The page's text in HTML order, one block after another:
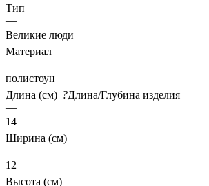
Тип
—
Великие люди
Материал
—
полистоун
Длина (см) ?Длина/Глубина изделия
—
14
Ширина (см)
—
12
Высота (см)